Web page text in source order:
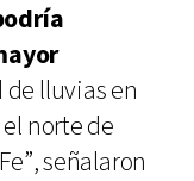
lluvias en
norte de
señalaron